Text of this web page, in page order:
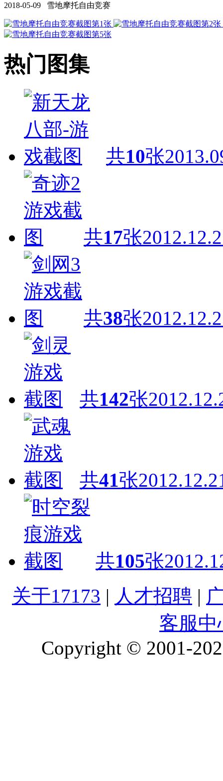
2018-05-09 雪地摩托自由竞赛
热门图集
共10张
共17张
共38张
共142张
共41张
共105张
关于17173 | 人才招聘 |
客服中
Copyright © 2001-